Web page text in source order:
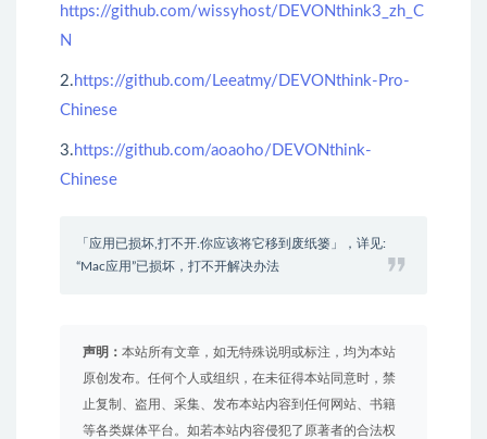
https://github.com/wissyhost/DEVONthink3_zh_C
N
2. https://github.com/Leeatmy/DEVONthink-Pro-
Chinese
3. https://github.com/aoaoho/DEVONthink-
Chinese
「应用已损坏,打不开.你应该将它移到废纸篓」，详见:
“Mac应用”已损坏，打不开解决办法
声明： 本站所有文章，如无特殊说明或标注，均为本站
原创发布。任何个人或组织，在未征得本站同意时，禁
止复制、盗用、采集、发布本站内容到任何网站、书籍
等各类媒体平台。如若本站内容侵犯了原著者的合法权